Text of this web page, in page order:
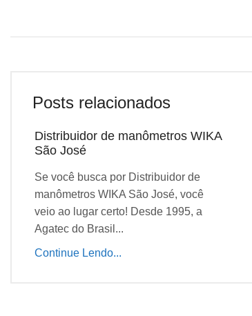
Posts relacionados
Distribuidor de manômetros WIKA
São José
Se você busca por Distribuidor de
manômetros WIKA São José, você
veio ao lugar certo! Desde 1995, a
Agatec do Brasil...
Continue Lendo...